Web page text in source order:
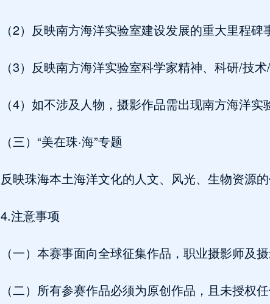
（2）反映南方海洋实验室建设发展的重大里程碑
（3）反映南方海洋实验室科学家精神、科研/技
（4）如不涉及人物，摄影作品需出现南方海洋实
（三）“美在珠·海”专题
反映珠海本土海洋文化的人文、风光、生物资源的
4.注意事项
（一）本赛事面向全球征集作品，职业摄影师及
（二）所有参赛作品必须为原创作品，且未授